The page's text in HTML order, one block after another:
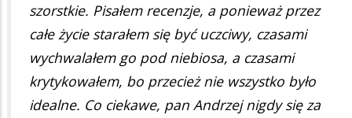
szorstkie. Pisałem recenzje, a ponieważ przez
całe życie starałem się być uczciwy, czasami
wychwalałem go pod niebiosa, a czasami
krytykowałem, bo przecież nie wszystko było
idealne. Co ciekawe, pan Andrzej nigdy się za